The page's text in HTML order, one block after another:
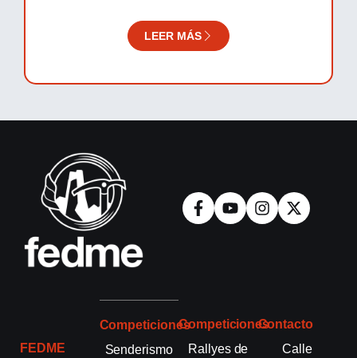
LEER MÁS
FEDME
Competiciones
Senderismo
Competiciones
Rallyes de
Contacto
Calle